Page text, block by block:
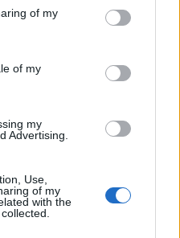
of my
of my
my
Advertising.
Use,
of my
with the
Acetato) ha una fodera nera
e rosso. L’EVA crea un guscio
indurita e non si rompe in
suoi cavi di alimentazione si
rendendolo sicuro da
:Il DJControl Inpulse T7
convertitore CC e collegato al